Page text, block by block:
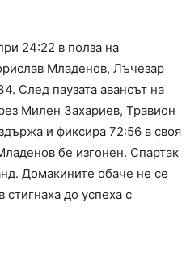
24:22 в полза на
Младенов, Лъчезар
След паузата авансът на
Милен Захариев, Травион
и фиксира 72:56 в своя
бе изгонен. Спартак
Домакините обаче не се
до успеха с